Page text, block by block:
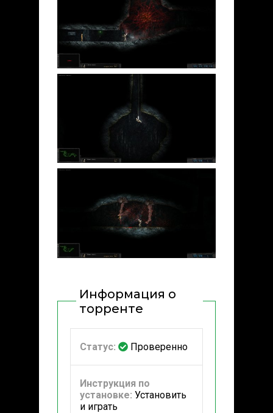
Информация о
торренте
Статус: Проверенно
Инструкция по
установке: Установить
и играть